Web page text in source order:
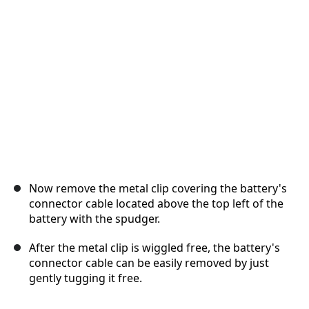
Now remove the metal clip covering the battery's
connector cable located above the top left of the
battery with the spudger.
After the metal clip is wiggled free, the battery's
connector cable can be easily removed by just
gently tugging it free.